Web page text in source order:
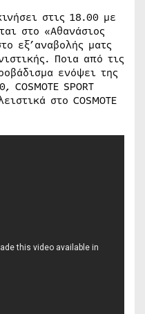
στις 18.00 με
στο «Αθανάσιος
εξ’αναβολής ματς
Ποια από τις
ενόψει της
SPORT
στο COSMOTE